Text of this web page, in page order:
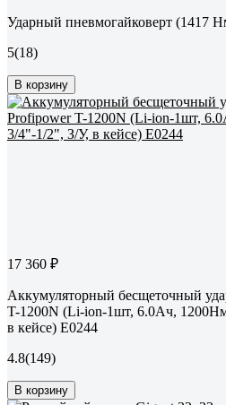
Ударный пневмогайковерт (1417
5(18)
В корзину
17 360 ₽
Аккумуляторный бесщеточный
T-1200N (Li-ion-1шт, 6.0Ач,
в кейсе) E0244
4.8(149)
В корзину